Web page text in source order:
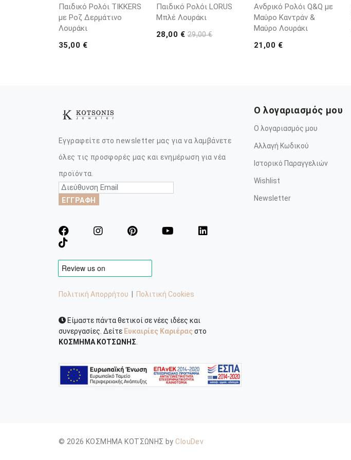
Παιδικό Ρολόι TIKKERS
με Ροζ Δερμάτινο
Λουράκι
35,00 €
Παιδικό Ρολόι LORUS
Μπλέ Λουράκι
28,00 €29,00 €
Ανδρικό Ρολόι Q&Q με
Μαύρο Καντράν &
Μαύρο Λουράκι
21,00 €
Εγγραφείτε στο newsletter μας για να λαμβάνετε
όλες τις προσφορές μας και ενημέρωση για νέα
προϊόντα.
ΕΓΓΡΑΦΗ
Πολιτική Απορρήτου Πολιτική Cookies
Είμαστε πάντα θετικοί σε νέες ιδέες και
συνεργασίες. Δείτε Ευκαιρίες Καριέραςστο
ΚΟΣΜΗΜΑ ΚΟΤΣΩΝΗΣ
Ο λογαριασμός μου
Ο λογαριασμός μου
Αλλαγή Κωδικού
Ιστορικό Παραγγελιών
Wishlist
Newsletter
© 2026 ΚΟΣΜΗΜΑ ΚΟΤΣΩΝΗΣ by ClouDev